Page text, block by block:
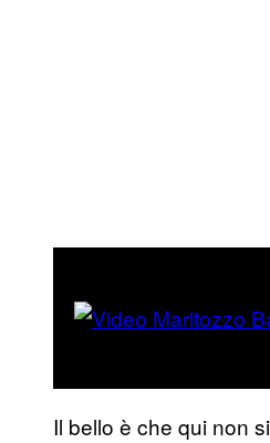
Il bello è che qui non